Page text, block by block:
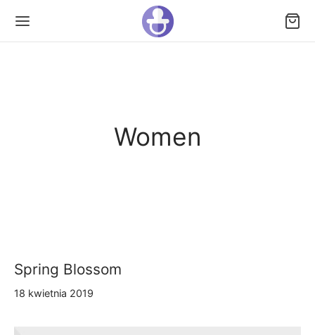
Women
Spring Blossom
18 kwietnia 2019